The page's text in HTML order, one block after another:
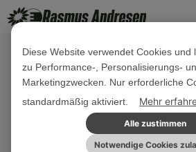
16. JANUAR
PE Let the
PRESSEMITTEILUNG
Diese Website verwendet Cookies und
zu Performance-, Personalisierungs-
Marketingzwecken. Nur erforderliche
standardmäßig aktiviert.
Mehr
Alle zustimmen
Notwendige Cookies